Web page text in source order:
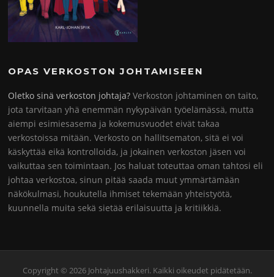
OPAS VERKOSTON JOHTAMISEEN
Oletko sinä verkoston johtaja? Verkoston johtaminen on taito,
jota tarvitaan yhä enemmän nykypäivän työelämässä, mutta
aiempi esimiesasema ja kokemusvuodet eivät takaa
verkostoissa mitään. Verkosto on hallitsematon, sitä ei voi
käskyttää eikä kontrolloida, ja jokainen verkoston jäsen voi
vaikuttaa sen toimintaan. Jos haluat toteuttaa oman tahtosi eli
johtaa verkostoa, sinun pitää saada muut ymmärtämään
näkökulmasi, houkutella ihmiset tekemään yhteistyötä,
kuunnella muita sekä sietää erilaisuutta ja kritiikkiä.
Copyright © 2026 Johtajuushakkeri. Kaikki oikeudet pidätetään.